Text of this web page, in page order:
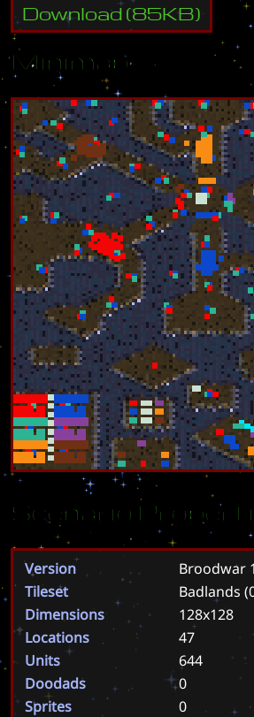
Download(85KB)
Minimap
Scenario
Version
Broodwar
Tileset
Badlands
Dimensions
128x128
Locations
47
Units
644
Doodads
0
Sprites
0